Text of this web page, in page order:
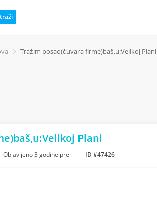
Tražim posao(čuvara firme)baš,u:Velikoj Plani
Plani
Objavljeno3 godine pre ID #47426